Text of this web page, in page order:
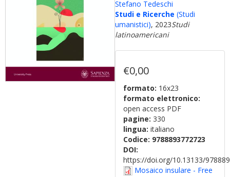
Stefano Tedeschi
Studi e Ricerche (Studi
umanistici), 2023Studi
latinoamericani
€0,00
formato: 16x23
formato elettronico:
open access PDF
pagine: 330
lingua: italiano
Codice: 9788893772723
DOI:
https://doi.org/10.13133/
Mosaico insulare - Free